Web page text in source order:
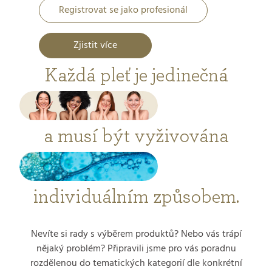
Registrovat se jako profesionál
Zjistit více
Každá pleť je jedinečná
a musí být vyživována
individuálním způsobem.
Nevíte si rady s výběrem produktů? Nebo vás trápí
nějaký problém? Připravili jsme pro vás poradnu
rozdělenou do tematických kategorií dle konkrétní